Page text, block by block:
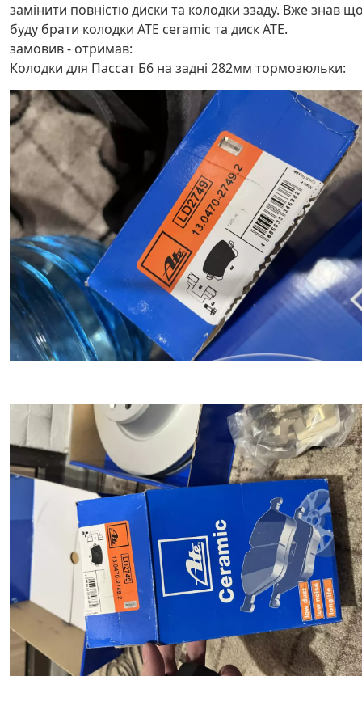
замінити повністю диски та колодки ззаду. Вже знав
буду брати колодки ATE ceramic та диск ATE.
замовив - отримав:
Колодки для Пассат Б6 на задні 282мм тормозюльки: